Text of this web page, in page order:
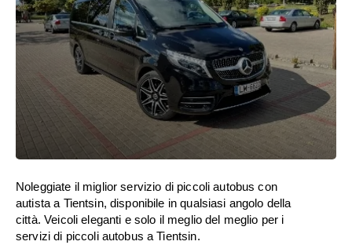
Noleggiate il miglior servizio di piccoli autobus con
autista a Tientsin, disponibile in qualsiasi angolo della
città. Veicoli eleganti e solo il meglio del meglio per i
servizi di piccoli autobus a Tientsin.